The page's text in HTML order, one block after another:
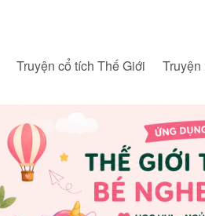
Truyện cổ tích Thế Giới Truyện